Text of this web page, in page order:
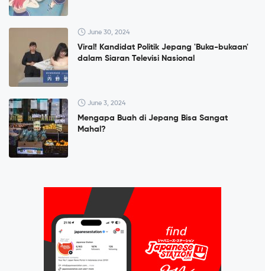
June 30, 2024
Viral! Kandidat Politik Jepang 'Buka-bukaan'
dalam Siaran Televisi Nasional
June 3, 2024
Mengapa Buah di Jepang Bisa Sangat
Mahal?